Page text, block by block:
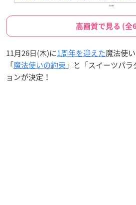
高画質で見る (全
11月26日(木)に1周年を迎えた魔法使
「魔法使いの約束 」と「スイーツパ
ョンが決定！